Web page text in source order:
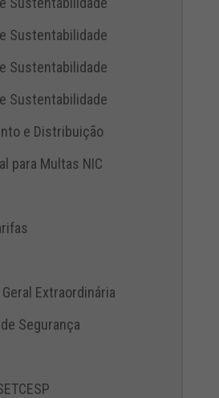
Sustentabilidade
Sustentabilidade
Sustentabilidade
e Distribuição
para Multas NIC
Extraordinária
Segurança